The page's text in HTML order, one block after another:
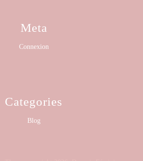
Meta
Connexion
Categories
Blog